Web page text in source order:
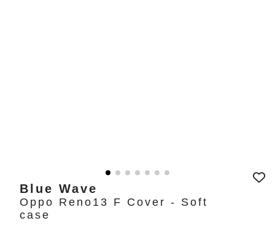
Blue Wave
Oppo Reno13 F Cover - Soft
case